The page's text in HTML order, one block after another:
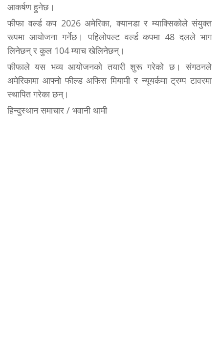
आकर्षण हुनेछ।
फीफा वर्ल्ड कप 2026 अमेरिका, क्यानडा र म्याक्सिकोले संयुक्त
रूपमा आयोजना गर्नेछ। पहिलोपल्ट वर्ल्ड कपमा 48 दलले भाग
लिनेछन् र कुल 104 म्याच खेलिनेछन्।
फीफाले यस भव्य आयोजनको तयारी शुरू गरेको छ। संगठनले
अमेरिकामा आफ्नो फील्ड अफिस मियामी र न्यूयर्कमा ट्रम्प टावरमा
स्थापित गरेका छन्।
हिन्दुस्थान समाचार / भवानी थामी